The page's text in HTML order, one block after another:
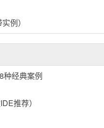
例）
种经典案例
推荐）